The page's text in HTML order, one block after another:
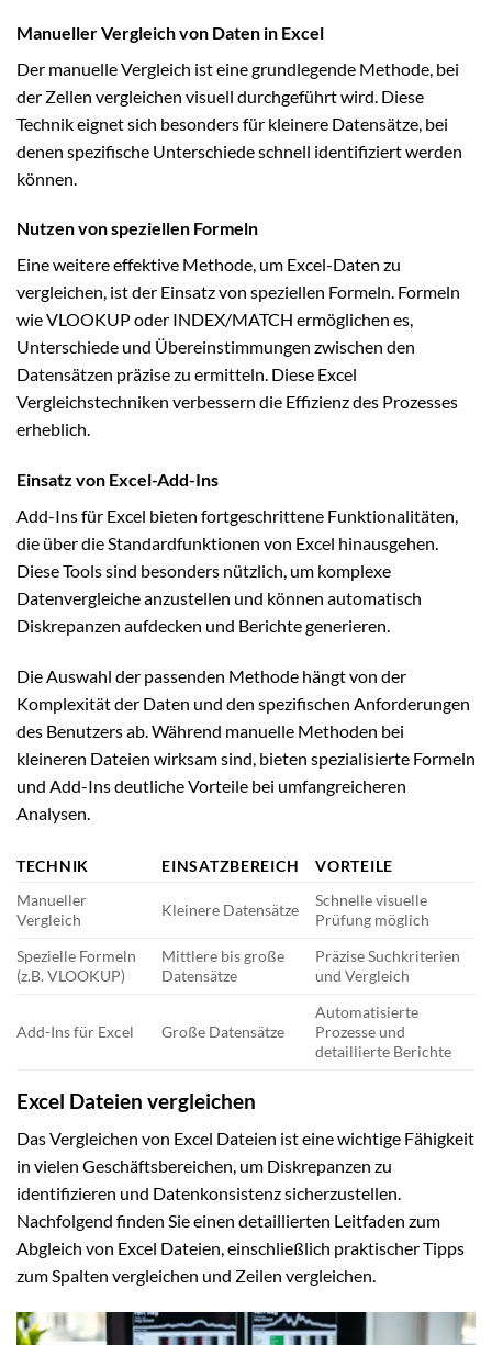
Manueller Vergleich von Daten in Excel
Der manuelle Vergleich ist eine grundlegende Methode, bei
der Zellen vergleichen visuell durchgeführt wird. Diese
Technik eignet sich besonders für kleinere Datensätze, bei
denen spezifische Unterschiede schnell identifiziert werden
können.
Nutzen von speziellen Formeln
Eine weitere effektive Methode, um Excel-Daten zu
vergleichen, ist der Einsatz von speziellen Formeln. Formeln
wie VLOOKUP oder INDEX/MATCH ermöglichen es,
Unterschiede und Übereinstimmungen zwischen den
Datensätzen präzise zu ermitteln. Diese Excel
Vergleichstechniken verbessern die Effizienz des Prozesses
erheblich.
Einsatz von Excel-Add-Ins
Add-Ins für Excel bieten fortgeschrittene Funktionalitäten,
die über die Standardfunktionen von Excel hinausgehen.
Diese Tools sind besonders nützlich, um komplexe
Datenvergleiche anzustellen und können automatisch
Diskrepanzen aufdecken und Berichte generieren.
Die Auswahl der passenden Methode hängt von der
Komplexität der Daten und den spezifischen Anforderungen
des Benutzers ab. Während manuelle Methoden bei
kleineren Dateien wirksam sind, bieten spezialisierte Formeln
und Add-Ins deutliche Vorteile bei umfangreicheren
Analysen.
TECHNIK EINSATZBEREICH
VORTEILE
Manueller
Vergleich
Kleinere Datensätze
Schnelle visuelle
Prüfung möglich
Spezielle Formeln
(z.B. VLOOKUP)
Mittlere bis große
Datensätze
Präzise Suchkriterien
und Vergleich
Add-Ins für Excel Große Datensätze
Automatisierte
Prozesse und
detaillierte Berichte
Excel Dateien vergleichen
Das Vergleichen von Excel Dateien ist eine wichtige Fähigkeit
in vielen Geschäftsbereichen, um Diskrepanzen zu
identifizieren und Datenkonsistenz sicherzustellen.
Nachfolgend finden Sie einen detaillierten Leitfaden zum
Abgleich von Excel Dateien, einschließlich praktischer Tipps
zum Spalten vergleichen und Zeilen vergleichen.